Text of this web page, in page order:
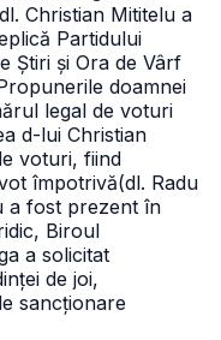
Christian Mititelu a
Partidului
Știri și Ora de Vârf
doamnei
legal de voturi
d-lui Christian
voturi, fiind
împotrivă(dl. Radu
a fost prezent în
Biroul
a solicitat
de joi,
sancționare